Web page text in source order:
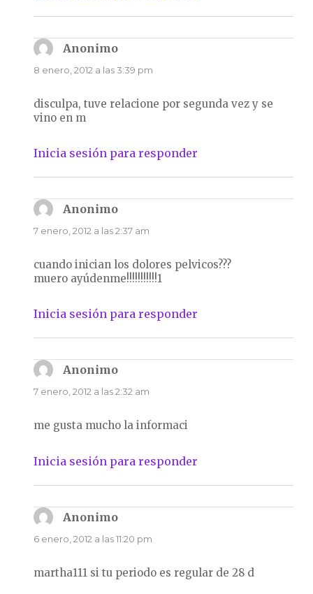
Anonimodice:
8 enero, 2012 a las 3:39 pm
disculpa, tuve relacione por segunda vez y se
vino en m
Inicia sesión para responder
Anonimodice:
7 enero, 2012 a las 2:37 am
cuando inician los dolores pelvicos???
muero ayúdenme!!!!!!!!!!!1
Inicia sesión para responder
Anonimodice:
7 enero, 2012 a las 2:32 am
me gusta mucho la informaci
Inicia sesión para responder
Anonimodice:
6 enero, 2012 a las 11:20 pm
martha111 si tu periodo es regular de 28 d